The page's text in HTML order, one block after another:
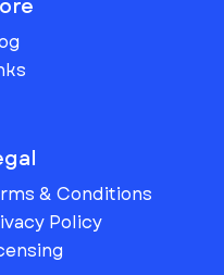
& Conditions
Policy